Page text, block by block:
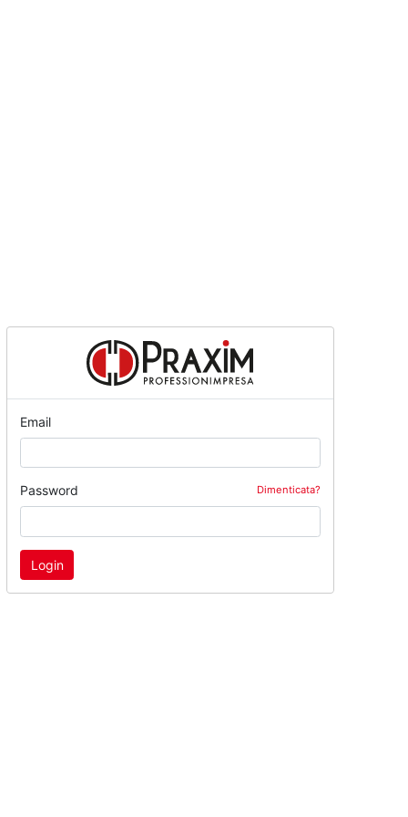
Email
Password Dimenticata?
Login